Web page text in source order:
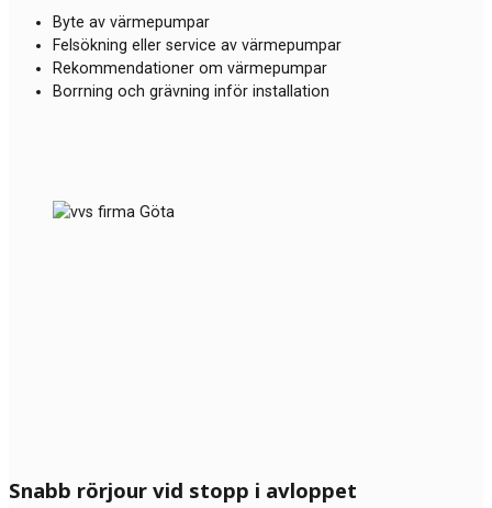
Byte av värmepumpar
Felsökning eller service av värmepumpar
Rekommendationer om värmepumpar
Borrning och grävning inför installation
Snabb rörjour vid stopp i avloppet